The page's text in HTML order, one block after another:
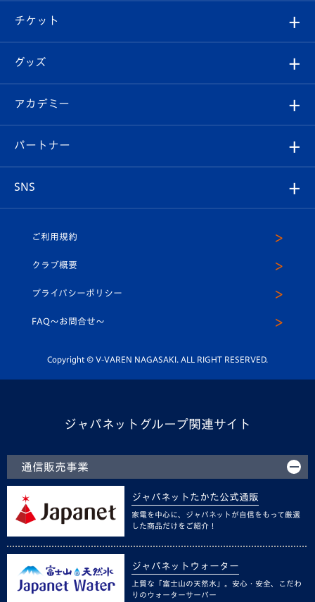
チケット
イベント
メディア
ホームタウン
クラブ概要
エンブレム紹介
スタッフプロフィール
マスコット紹介
平和祈念活動
ホームタウン活動
はじめての観戦ガイド
Revive Team
ヴィヴィくんの長崎おもてなしガイド
試合日程/結果
フォトギャラリー
スタジアムグルメ
チケット
チケット
V-LOVERS（ファンクラブ）
プレイヤーズスイート
グッズ
オンラインショップ
店舗情報
アカデミー
育成からのお知らせ
U-18
スクール
パートナー
SNS
ヴィヴィくんインスタグラム
公式LINE＠
ご利用規約
クラブ概要
プライバシーポリシー
FAQ〜お問合せ〜
Copyright © V-VAREN NAGASAKI. ALL RIGHT RESERVED.
ジャパネットグループ関連サイト
通信販売事業
ジャパネットたかた公式通販
家電を中心に、ジャパネットが自信をもって厳選
した商品だけをご紹介！
ジャパネットウォーター
上質な「富士山の天然水」。安心・安全、こだわ
りのウォーターサーバー